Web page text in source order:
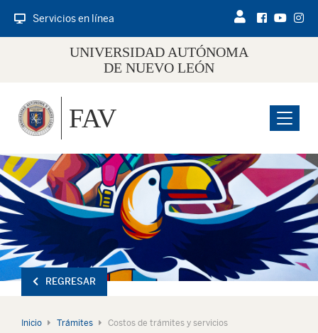
Servicios en línea
UNIVERSIDAD AUTÓNOMA
DE NUEVO LEÓN
Menu
FAV
REGRESAR
Inicio Trámites Costos de trámites y servicios